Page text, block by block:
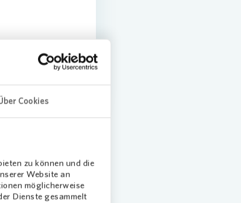
Cookies
zu können und die
Website an
möglicherweise
Dienste gesammelt